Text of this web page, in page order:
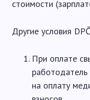
стоимости
Другие условия
При оплате
работодатель
на оплату